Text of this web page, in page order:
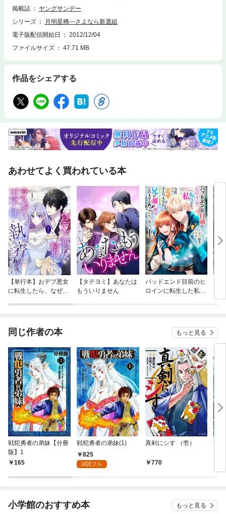
掲載誌
ヤングサンデー
シリーズ
月明星稀―さよなら新選組
電子版配信開始日
2012/12/04
ファイルサイズ
47.71 MB
作品をシェアする
あわせてよく買われている本
【単行本】おデブ悪女
に転生したら、なぜか
【タテヨミ】あなたは
もういりません
バッドエンド目前のヒ
ロインに転生した私、
同じ作者の本 もっと見る
戦犯勇者の弟妹【分冊
版】1
165
戦犯勇者の弟妹(1)
825
試読フル
真剣にシす （壱）
770
隻
小学館のおすすめ本 もっと見る